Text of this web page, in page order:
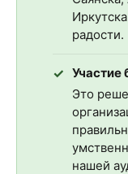
радости.
Участие
Это
нашей